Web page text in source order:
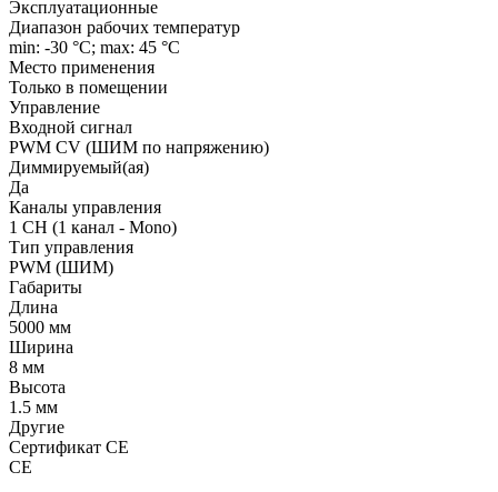
Эксплуатационные
Диапазон рабочих температур
min: -30 °C; max: 45 °C
Место применения
Только в помещении
Управление
Входной сигнал
PWM СV (ШИМ по напряжению)
Диммируемый(ая)
Да
Каналы управления
1 CH (1 канал - Mono)
Тип управления
PWM (ШИМ)
Габариты
Длина
5000 мм
Ширина
8 мм
Высота
1.5 мм
Другие
Сертификат CE
CE